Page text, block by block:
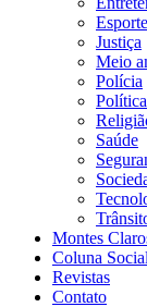
Esporte
Justiça
Meio
Polícia
Política
Saúde
Montes
Coluna Social
Revistas
Contato